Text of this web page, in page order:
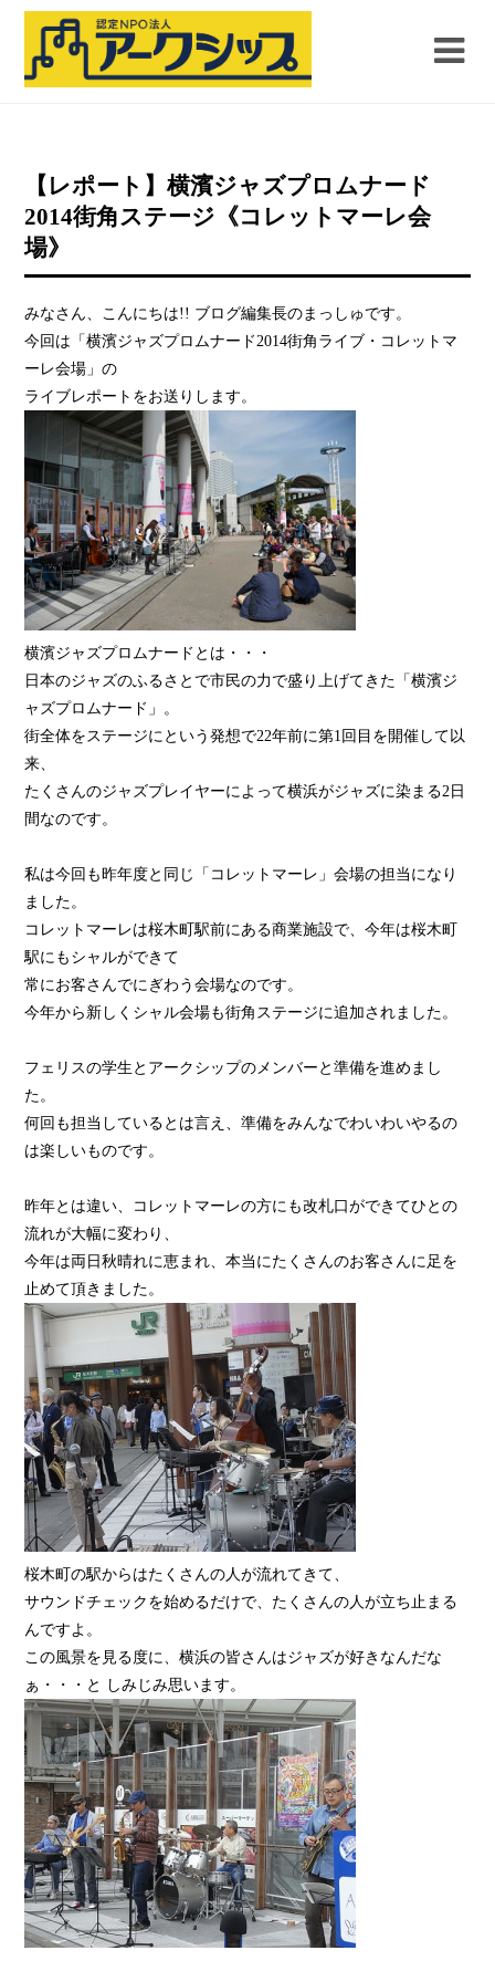
【レポート】横濱ジャズプロムナード
2014街角ステージ《コレットマーレ会
場》
みなさん、こんにちは!! ブログ編集長のまっしゅです。
今回は「横濱ジャズプロムナード2014街角ライブ・コレットマ
ーレ会場」の
ライブレポートをお送りします。
横濱ジャズプロムナードとは・・・
日本のジャズのふるさとで市民の力で盛り上げてきた「横濱ジ
ャズプロムナード」。
街全体をステージにという発想で22年前に第1回目を開催して以
来、
たくさんのジャズプレイヤーによって横浜がジャズに染まる2日
間なのです。
私は今回も昨年度と同じ「コレットマーレ」会場の担当になり
ました。
コレットマーレは桜木町駅前にある商業施設で、今年は桜木町
駅にもシャルができて
常にお客さんでにぎわう会場なのです。
今年から新しくシャル会場も街角ステージに追加されました。
フェリスの学生とアークシップのメンバーと準備を進めまし
た。
何回も担当しているとは言え、準備をみんなでわいわいやるの
は楽しいものです。
昨年とは違い、コレットマーレの方にも改札口ができてひとの
流れが大幅に変わり、
今年は両日秋晴れに恵まれ、本当にたくさんのお客さんに足を
止めて頂きました。
桜木町の駅からはたくさんの人が流れてきて、
サウンドチェックを始めるだけで、たくさんの人が立ち止まる
んですよ。
この風景を見る度に、横浜の皆さんはジャズが好きなんだな
ぁ・・・と しみじみ思います。